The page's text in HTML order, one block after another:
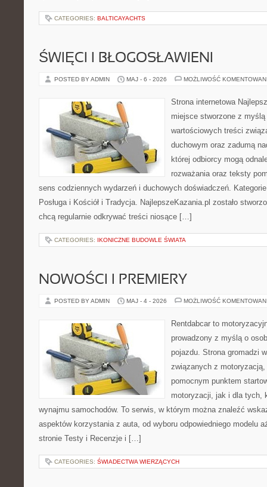
CATEGORIES: BALTICAYACHTS
ŚWIĘCI I BŁOGOSŁAWIENI
POSTED BY ADMIN MAJ - 6 - 2026 MOŻLIWOŚĆ
Strona internetowa
miejsce stworzone z
wartościowych treści
duchowym oraz zadumą
której odbiorcy mogą
rozważania oraz teksty
sens codziennych wydarzeń i duchowych doświadczeń.
Posługa i Kościół i Tradycja. NajlepszeKazania.pl zostało
chcą regularnie odkrywać treści niosące […]
CATEGORIES: IKONICZNE BUDOWLE ŚWIATA
NOWOŚCI I PREMIERY
POSTED BY ADMIN MAJ - 4 - 2026 MOŻLIWOŚĆ
Rentdabcar to
prowadzony z myślą o
pojazdu. Strona gromadzi
związanych z
pomocnym punktem
motoryzacji, jak i dla tych,
wynajmu samochodów. To serwis, w którym można znaleźć
aspektów korzystania z auta, od wyboru odpowiedniego modelu
stronie Testy i Recenzje i […]
CATEGORIES: ŚWIADECTWA WIERZĄCYCH